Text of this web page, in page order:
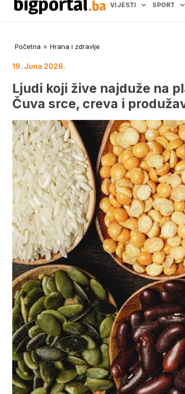
VIJESTI SPORT
Početna » Hrana i zdravlje
19. Juna 2026.
Ljudi koji žive najduže na
Čuva srce, creva i